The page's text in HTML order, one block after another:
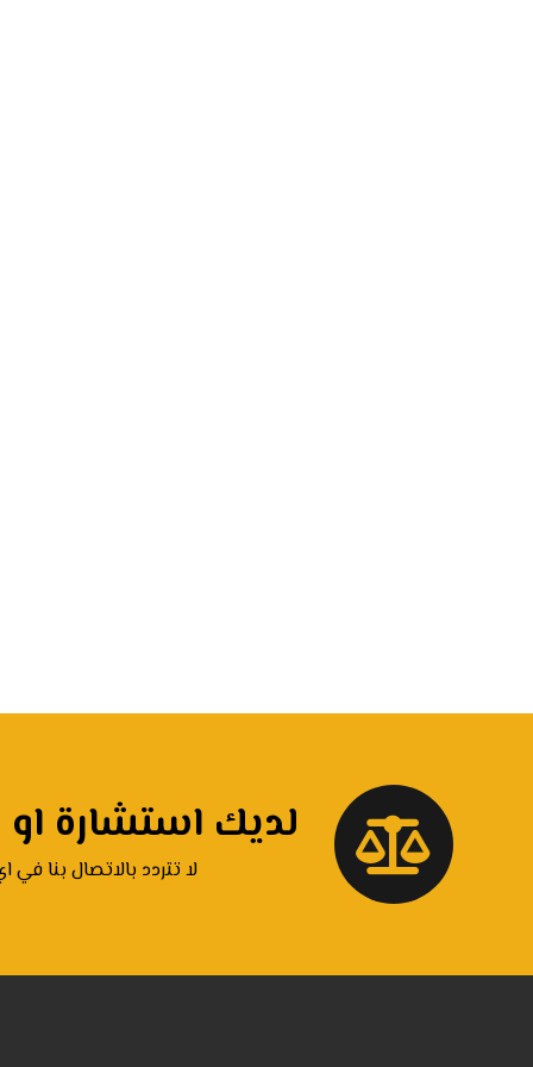
لديك استشارة
لا تتردد بالاتصال بنا